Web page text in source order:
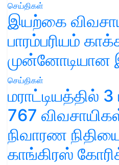
செய்திகள்
இயற்கை
பாரம்பரியம்
செய்திகள்
மராட்டியத்தில்
767
நிவாரண
காங்கிரஸ்